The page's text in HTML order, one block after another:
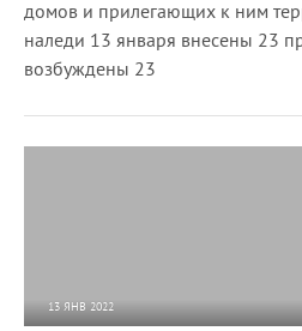
домов и прилегающих к ним
наледи 13 января внесены 23
возбуждены 23
13 ЯНВ 2022